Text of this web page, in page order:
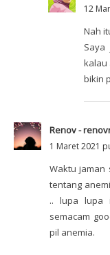
12
Nah
Saya
kalau
bikin
Renov -
1 Maret 2021
Waktu jaman
tentang
.. lupa lupa
semacam
pil anemia.